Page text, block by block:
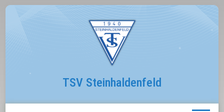
TSV Steinhaldenfeld